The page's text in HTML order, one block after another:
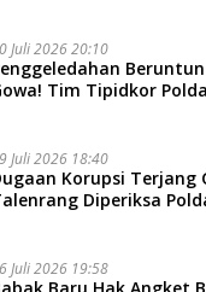
Juli 2026 20:10
Tim Tipidkor
Juli 2026 18:40
Korupsi Terjang
Diperiksa
Juli 2026 19:58